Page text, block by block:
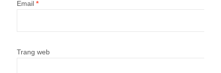
Email *
Trang web